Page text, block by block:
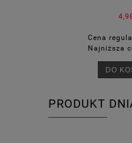
Cena
Najniższa
DO
PRODUKT